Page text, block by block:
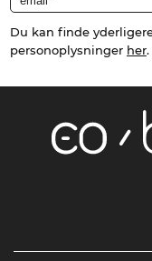
Du kan finde
personoplysninger her.